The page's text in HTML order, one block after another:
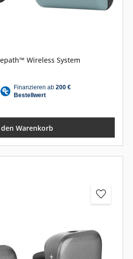
Wireless System
Warenkorb